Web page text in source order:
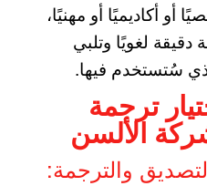
أكاديميًا أو مهنيًا،
لغويًا وتلبي
سُتستخدم فيها.
ترجمة
الألسن